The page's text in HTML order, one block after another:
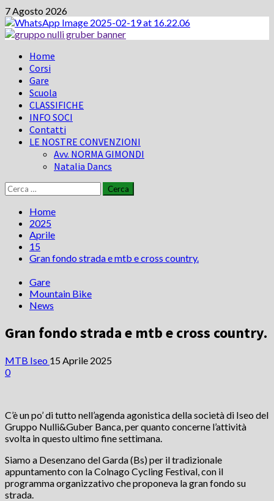
Vai
al
contenuto
7 Agosto 2026
Menu
principale
Home
Corsi
Gare
Scuola
CLASSIFICHE
INFO SOCI
Contatti
LE NOSTRE CONVENZIONI
Avv. NORMA GIMONDI
Natalia Dancs
Ricerca
per:
Home
2025
Aprile
15
Gran fondo strada e mtb e cross country.
Gare
Mountain Bike
News
Gran fondo strada e mtb e cross country.
MTB Iseo 15 Aprile 2025
0
C’è un po’ di tutto nell’agenda agonistica della società di Iseo del
Gruppo Nulli&Guber Banca, per quanto concerne l’attività
svolta in questo ultimo fine settimana.
Siamo a Desenzano del Garda (Bs) per il tradizionale
appuntamento con la Colnago Cycling Festival, con il
programma organizzativo che proponeva la gran fondo su
strada.